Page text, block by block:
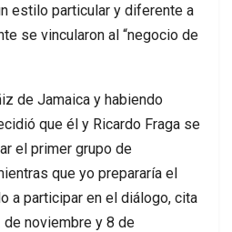
estilo particular y diferente a
se vincularon al “negocio de
de Jamaica y habiendo
que él y Ricardo Fraga se
el primer grupo de
que yo prepararía el
a participar en el diálogo, cita
noviembre y 8 de